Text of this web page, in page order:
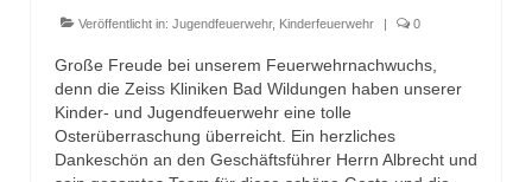
Veröffentlicht in: Jugendfeuerwehr, Kinderfeuerwehr | 0
Große Freude bei unserem Feuerwehrnachwuchs,
denn die Zeiss Kliniken Bad Wildungen haben unserer
Kinder- und Jugendfeuerwehr eine tolle
Osterüberraschung überreicht. Ein herzliches
Dankeschön an den Geschäftsführer Herrn Albrecht und